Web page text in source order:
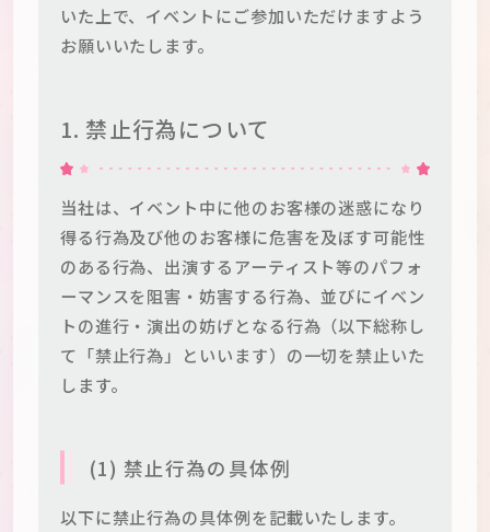
いた上で、イベントにご参加いただけますよう
お願いいたします。
1. 禁止行為について
当社は、イベント中に他のお客様の迷惑になり
得る行為及び他のお客様に危害を及ぼす可能性
のある行為、出演するアーティスト等のパフォ
ーマンスを阻害・妨害する行為、並びにイベン
トの進行・演出の妨げとなる行為（以下総称し
て「禁止行為」といいます）の一切を禁止いた
します。
(1) 禁止行為の具体例
以下に禁止行為の具体例を記載いたします。